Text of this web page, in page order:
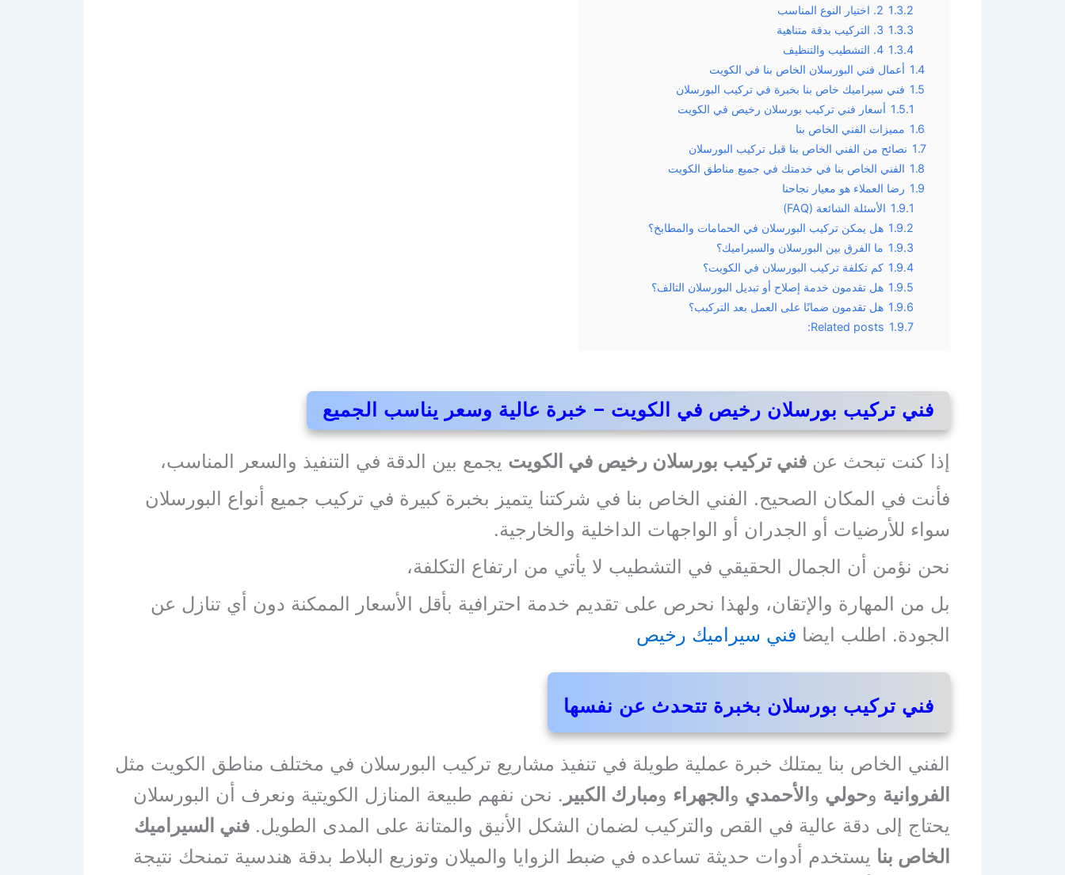
1.3.2 2. اختيار النوع المناسب
1.3.3 3. التركيب بدقة متناهية
1.3.4 4. التشطيب والتنظيف
1.4 أعمال فني البورسلان الخاص بنا في الكويت
1.5 فني سيراميك خاص بنا بخبرة في تركيب البورسلان
1.5.1 أسعار فني تركيب بورسلان رخيص في الكويت
1.6 مميزات الفني الخاص بنا
1.7 نصائح من الفني الخاص بنا قبل تركيب البورسلان
1.8 الفني الخاص بنا في خدمتك في جميع مناطق الكويت
1.9 رضا العملاء هو معيار نجاحنا
1.9.1 الأسئلة الشائعة (FAQ)
1.9.2 هل يمكن تركيب البورسلان في الحمامات والمطابخ؟
1.9.3 ما الفرق بين البورسلان والسيراميك؟
1.9.4 كم تكلفة تركيب البورسلان في الكويت؟
1.9.5 هل تقدمون خدمة إصلاح أو تبديل البورسلان التالف؟
1.9.6 هل تقدمون ضمانًا على العمل بعد التركيب؟
1.9.7
Related posts:
فني تركيب بورسلان رخيص في الكويت – خبرة عالية وسعر يناسب الجميع
إذا كنت تبحث عن فني تركيب بورسلان رخيص في الكويت يجمع بين الدقة في التنفيذ والسعر المناسب،
فأنت في المكان الصحيح. الفني الخاص بنا في شركتنا يتميز بخبرة كبيرة في تركيب جميع أنواع البورسلان
سواء للأرضيات أو الجدران أو الواجهات الداخلية والخارجية.
نحن نؤمن أن الجمال الحقيقي في التشطيب لا يأتي من ارتفاع التكلفة،
بل من المهارة والإتقان، ولهذا نحرص على تقديم خدمة احترافية بأقل الأسعار الممكنة دون أي تنازل عن
الجودة. اطلب ايضا فني سيراميك رخيص
فني تركيب بورسلان بخبرة تتحدث عن نفسها
الفني الخاص بنا يمتلك خبرة عملية طويلة في تنفيذ مشاريع تركيب البورسلان في مختلف مناطق الكويت مثل
الفروانية وحولي و الأحمدي و الجهراء ومبارك الكبير . نحن نفهم طبيعة المنازل الكويتية ونعرف أن البورسلان
يحتاج إلى دقة عالية في القص والتركيب لضمان الشكل الأنيق والمتانة على المدى الطويل. فني السيراميك
الخاص بنا يستخدم أدوات حديثة تساعده في ضبط الزوايا والميلان وتوزيع البلاط بدقة هندسية تمنحك نتيجة